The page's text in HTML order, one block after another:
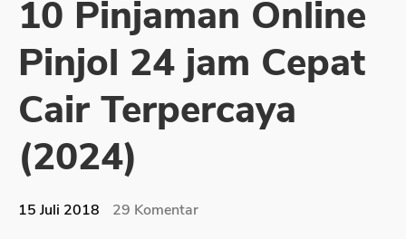
Sekuritas Saham
Bank Digital
Crypto
Assets Crypto
Exchange
10 Pinjaman Online
Pinjol 24 jam Cepat
Cair Terpercaya
(2024)
15 Juli 2018 29 Komentar